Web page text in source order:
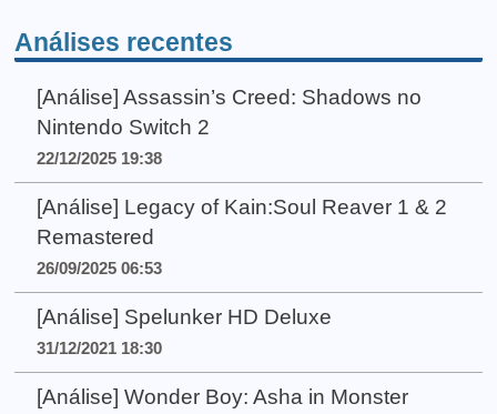
Análises recentes
[Análise] Assassin’s Creed: Shadows no
Nintendo Switch 2
22/12/2025 19:38
[Análise] Legacy of Kain:Soul Reaver 1 & 2
Remastered
26/09/2025 06:53
[Análise] Spelunker HD Deluxe
31/12/2021 18:30
[Análise] Wonder Boy: Asha in Monster